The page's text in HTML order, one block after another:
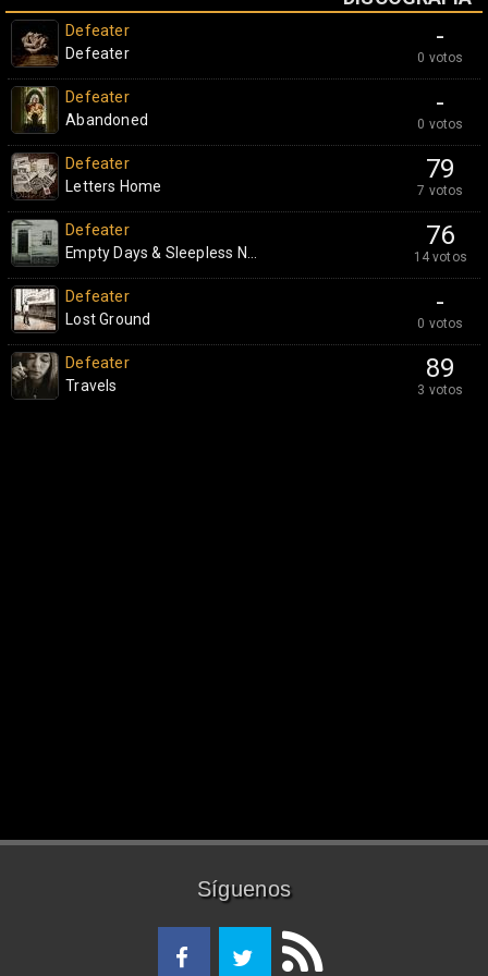
-
0 votos
Defeater
Defeater
-
0 votos
Defeater
Abandoned
79
7 votos
Defeater
Letters Home
76
14 votos
Defeater
Empty Days & Sleepless N...
-
0 votos
Defeater
Lost Ground
89
3 votos
Defeater
Travels
Síguenos